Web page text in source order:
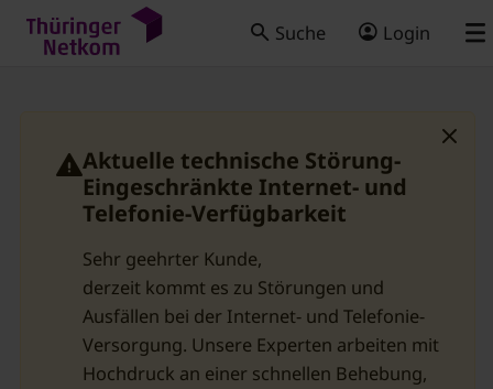
Suche Login
Aktuelle technische Störung-
Eingeschränkte Internet- und
Telefonie-Verfügbarkeit
Sehr geehrter Kunde,
derzeit kommt es zu Störungen und
Ausfällen bei der Internet- und Telefonie-
Versorgung. Unsere Experten arbeiten mit
Hochdruck an einer schnellen Behebung,